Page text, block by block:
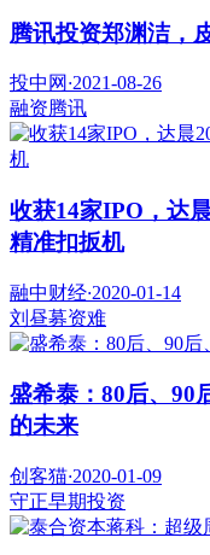
腾讯投资郑渊洁，
投中网 ·2021-08-26
融资腾讯
收获14家IPO，达
精准扣扳机
融中财经·2020-01-14
刘昼募资难
盛希泰：80后、90
的未来
创客猫·2020-01-09
守正早期投资